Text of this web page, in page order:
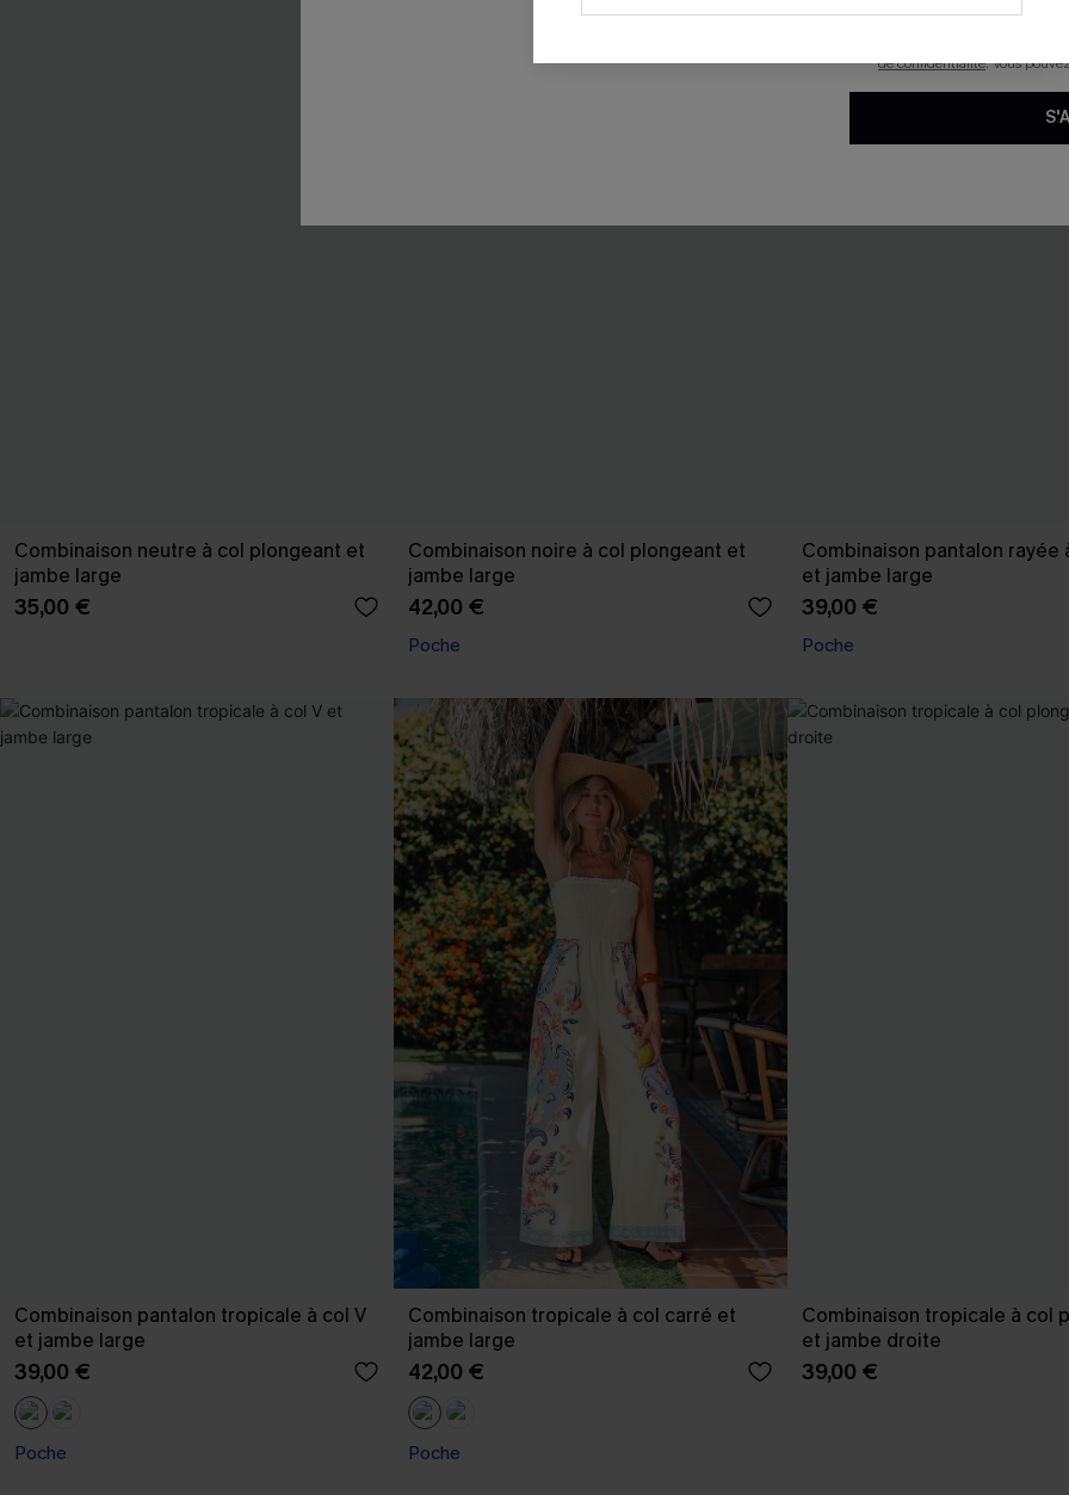
Combinaison neutre à col plongeant et
jambe large
35,00 €
Combinaison noire à col plongeant et
jambe large
42,00 €
Poche
Combinaison pantalon rayée
et jambe large
39,00 €
Poche
Combinaison pantalon tropicale à col V
et jambe large
39,00 €
Poche
Combinaison tropicale à col carré et
jambe large
42,00 €
Poche
Combinaison tropicale à col
et jambe droite
39,00 €
de confidentialité. Vous